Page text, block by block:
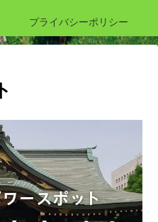
プライバシーポリシー